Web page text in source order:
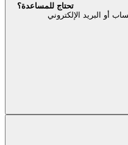
تحتاج للمساعدة؟
أو البريد الإلكتروني